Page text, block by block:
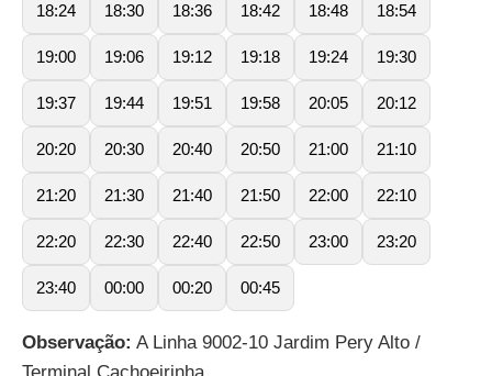
18:24 18:30 18:36 18:42 18:48 18:54
19:00 19:06 19:12 19:18 19:24 19:30
19:37 19:44 19:51 19:58 20:05 20:12
20:20 20:30 20:40 20:50 21:00 21:10
21:20 21:30 21:40 21:50 22:00 22:10
22:20 22:30 22:40 22:50 23:00 23:20
23:40 00:00 00:20 00:45
Observação: A Linha 9002-10 Jardim Pery Alto /